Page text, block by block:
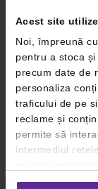
Acest site
Noi, împreună
pentru a stoca
precum date de
personaliza
traficului de pe
reclame și
permite să
intermediul
consimțământul